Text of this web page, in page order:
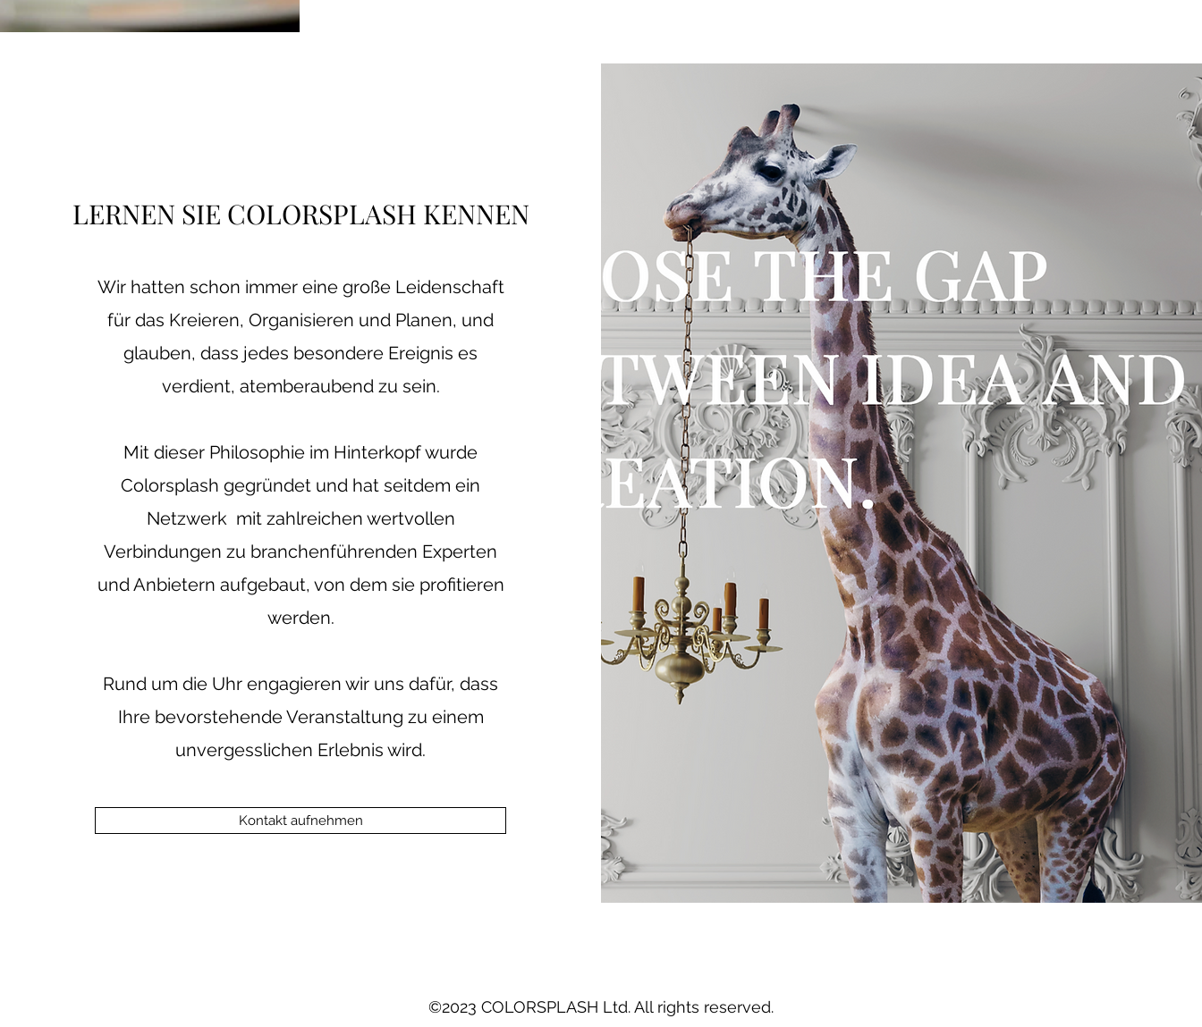
LERNEN SIE COLORSPLASH KENNEN
Wir hatten schon immer eine große Leidenschaft
für das Kreieren, Organisieren und Planen, und
glauben, dass jedes besondere Ereignis es
verdient, atemberaubend zu sein.
Mit dieser Philosophie im Hinterkopf wurde
Colorsplash gegründet und hat seitdem ein
Netzwerk mit zahlreichen wertvollen
Verbindungen zu branchenführenden Experten
und Anbietern aufgebaut, von dem sie profitieren
werden.
Rund um die Uhr engagieren wir uns dafür, dass
Ihre bevorstehende Veranstaltung zu einem
unvergesslichen Erlebnis wird.
Kontakt aufnehmen
©2023 COLORSPLASH Ltd. All rights reserved.